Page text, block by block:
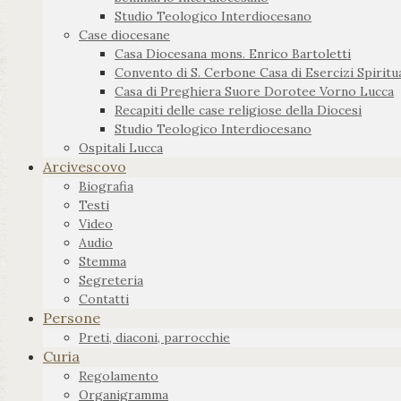
Studio Teologico Interdiocesano
Case diocesane
Casa Diocesana mons. Enrico Bartoletti
Convento di S. Cerbone Casa di Esercizi
Casa di Preghiera Suore Dorotee Vorno Lucca
Recapiti delle case religiose della Diocesi
Studio Teologico Interdiocesano
Ospitali Lucca
Arcivescovo
Biografia
Testi
Video
Audio
Stemma
Segreteria
Contatti
Persone
Preti, diaconi, parrocchie
Curia
Regolamento
Organigramma